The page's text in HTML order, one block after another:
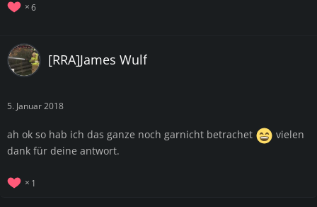
6
[RRA]James Wulf
5. Januar 2018
ah ok so hab ich das ganze noch garnicht betrachet
vielen
dank für deine antwort.
1